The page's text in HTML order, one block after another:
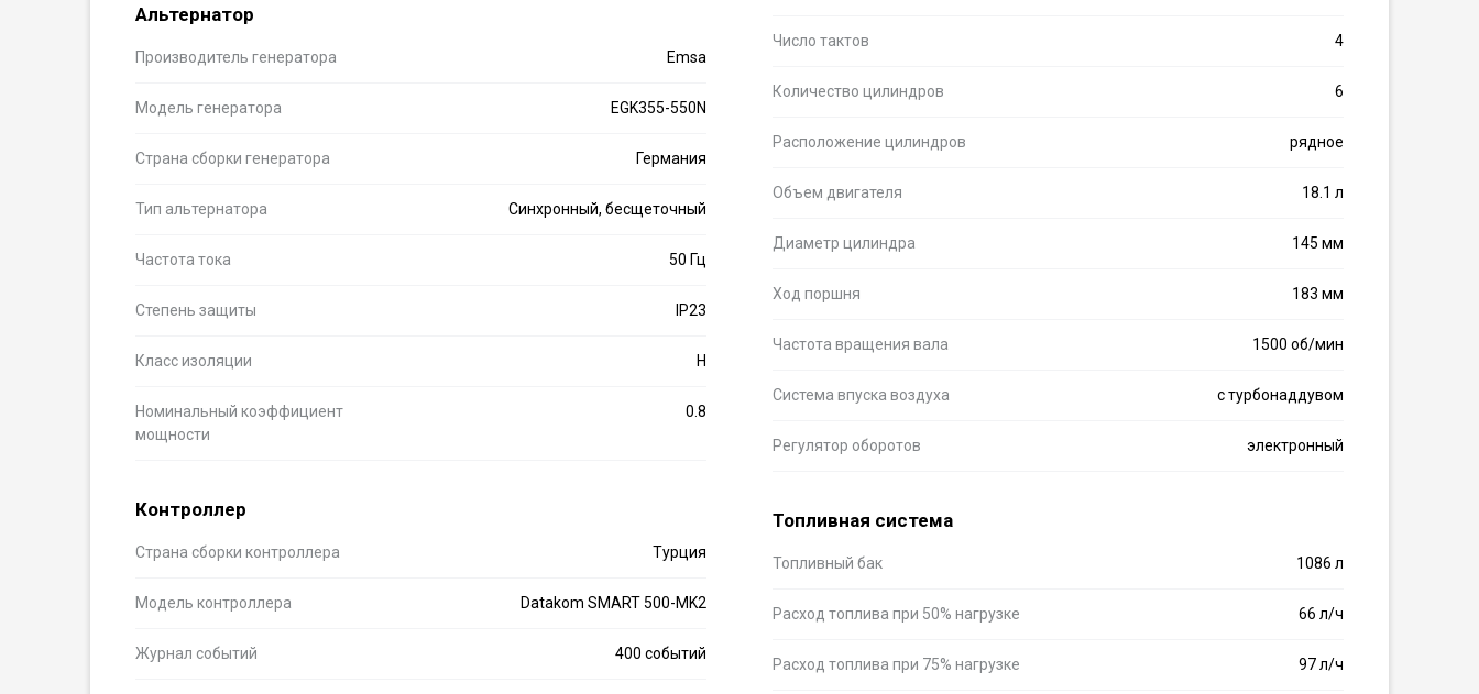
Число тактов 4
Количество цилиндров 6
Расположение цилиндров рядное
Объем двигателя 18.1 л
Диаметр цилиндра 145 мм
Ход поршня 183 мм
Частота вращения вала 1500 об/мин
Система впуска воздуха с турбонаддувом
Регулятор оборотов электронный
Альтернатор
Производитель генератора Emsa
Модель генератора EGK355-550N
Страна сборки генератора Германия
Тип альтернатора Синхронный, бесщеточный
Частота тока 50 Гц
Степень защиты IP23
Класс изоляции H
Номинальный коэффициент
мощности
0.8
Контроллер
Страна сборки контроллера Турция
Модель контроллера Datakom SMART 500-MK2
Журнал событий 400 событий
Топливная система
Топливный бак 1086 л
Расход топлива при 50% нагрузке 66 л/ч
Расход топлива при 75% нагрузке 97 л/ч